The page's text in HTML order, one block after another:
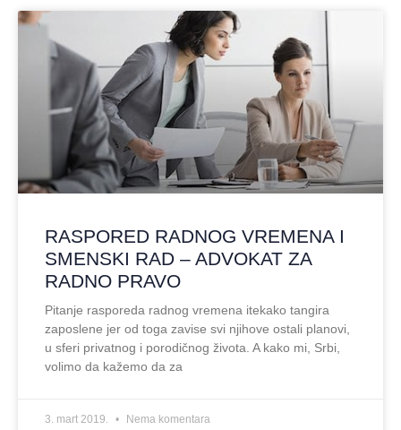
RASPORED RADNOG VREMENA I
SMENSKI RAD – ADVOKAT ZA
RADNO PRAVO
Pitanje rasporeda radnog vremena itekako tangira
zaposlene jer od toga zavise svi njihove ostali planovi,
u sferi privatnog i porodičnog života. A kako mi, Srbi,
volimo da kažemo da za
3. mart 2019. Nema komentara